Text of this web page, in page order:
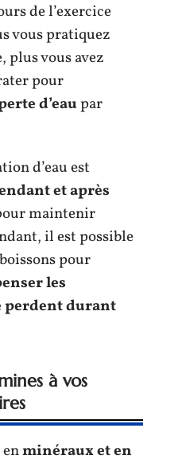
de l’exercice
vous pratiquez
plus vous avez
pour
d’eaupar
d’eau est
et après
maintenir
il est possible
pour
les
perdent durant
à vos
minéraux et en